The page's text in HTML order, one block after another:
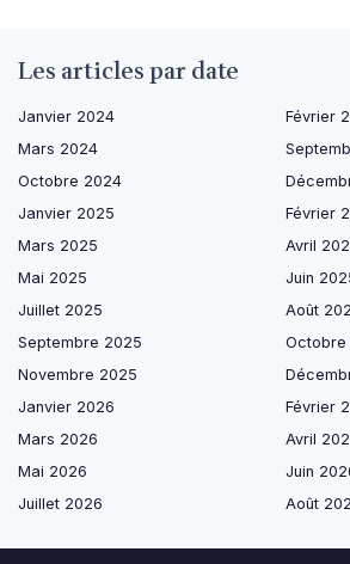
Les articles par date
Janvier 2024
Février
Mars 2024
Octobre 2024
Janvier 2025
Février
Mars 2025
Avril
Mai 2025
Juin
Juillet 2025
Août
Septembre 2025
Octobre
Novembre 2025
Janvier 2026
Février
Mars 2026
Avril
Mai 2026
Juin
Juillet 2026
Août